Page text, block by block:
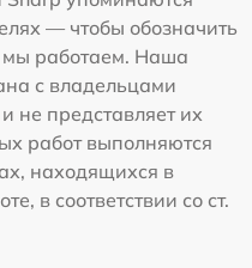
— чтобы обозначить
мы работаем. Наша
с владельцами
не представляет их
работ выполняются
находящихся в
в соответствии со ст.